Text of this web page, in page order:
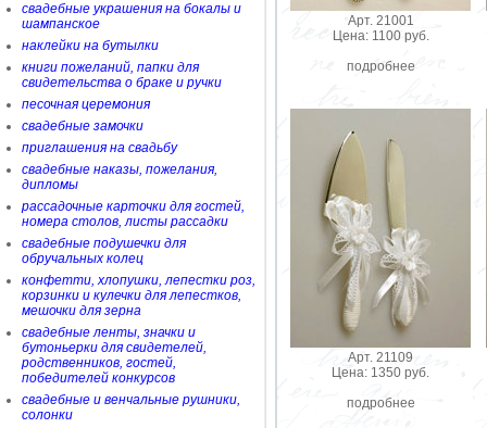
свадебные украшения на бокалы и
шампанское
наклейки на бутылки
книги пожеланий, папки для
свидетельства о браке и ручки
песочная церемония
свадебные замочки
приглашения на свадьбу
свадебные наказы, пожелания,
дипломы
рассадочные карточки для гостей,
номера столов, листы рассадки
свадебные подушечки для
обручальных колец
конфетти, хлопушки, лепестки роз,
корзинки и кулечки для лепестков,
мешочки для зерна
свадебные ленты, значки и
бутоньерки для свидетелей,
родственников, гостей,
победителей конкурсов
свадебные и венчальные рушники,
солонки
Арт. 21001
Цена: 1100 руб.
подробнее
Арт. 21109
Цена: 1350 руб.
подробнее